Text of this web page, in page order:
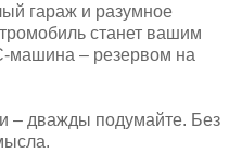
гараж и разумное
станет вашим
машина – резервом на
– дважды подумайте. Без